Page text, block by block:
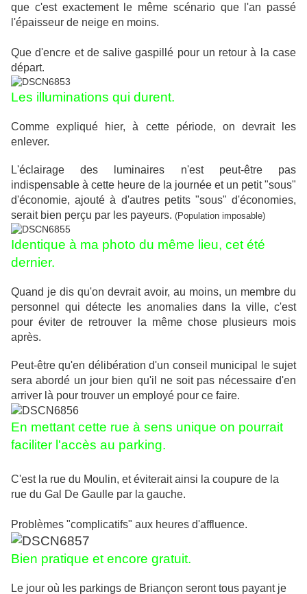
que c'est exactement le même scénario que l'an passé
l'épaisseur de neige en moins.
Que d'encre et de salive gaspillé pour un retour à la case
départ.
Les illuminations qui durent.
Comme expliqué hier, à cette période, on devrait les
enlever.
L'éclairage des luminaires n'est peut-être pas
indispensable à cette heure de la journée et un petit "sous"
d'économie, ajouté à d'autres petits "sous" d'économies,
serait bien perçu par les payeurs. (Population imposable)
Identique à ma photo du même lieu, cet été
dernier.
Quand je dis qu'on devrait avoir, au moins, un membre du
personnel qui détecte les anomalies dans la ville, c'est
pour éviter de retrouver la même chose plusieurs mois
après.
Peut-être qu'en délibération d'un conseil municipal le sujet
sera abordé un jour bien qu'il ne soit pas nécessaire d'en
arriver là pour trouver un employé pour ce faire.
En mettant cette rue à sens unique on pourrait
faciliter l'accès au parking.
C'est la rue du Moulin, et éviterait ainsi la coupure de la
rue du Gal De Gaulle par la gauche.
Problèmes "complicatifs" aux heures d'affluence.
Bien pratique et encore gratuit.
Le jour où les parkings de Briançon seront tous payant je